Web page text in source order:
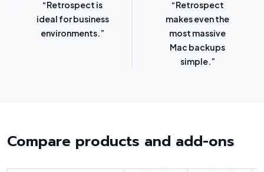
“Retrospect for
Mac is bursting
with backup
“Laser-sharp
focus on
protecting
SMBs.”
Compare products and add-ons